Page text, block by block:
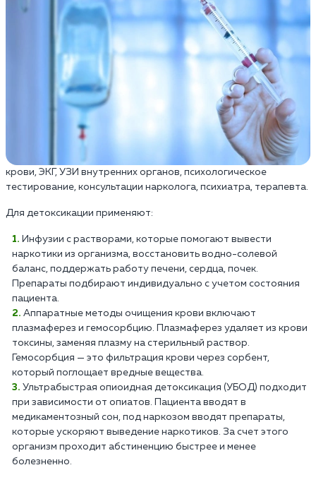
крови, ЭКГ, УЗИ внутренних органов, психологическое
тестирование, консультации нарколога, психиатра, терапевта.
Для детоксикации применяют:
Инфузии с растворами, которые помогают вывести
наркотики из организма, восстановить водно-солевой
баланс, поддержать работу печени, сердца, почек.
Препараты подбирают индивидуально с учетом состояния
пациента.
Аппаратные методы очищения крови включают
плазмаферез и гемосорбцию. Плазмаферез удаляет из крови
токсины, заменяя плазму на стерильный раствор.
Гемосорбция — это фильтрация крови через сорбент,
который поглощает вредные вещества.
Ультрабыстрая опиоидная детоксикация (УБОД) подходит
при зависимости от опиатов. Пациента вводят в
медикаментозный сон, под наркозом вводят препараты,
которые ускоряют выведение наркотиков. За счет этого
организм проходит абстиненцию быстрее и менее
болезненно.